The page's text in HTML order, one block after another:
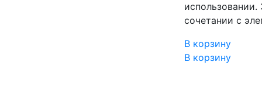
сочетании с
В корзину
В корзину